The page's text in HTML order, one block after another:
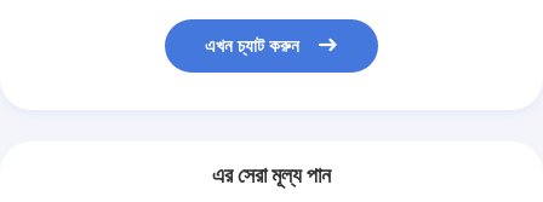
এখন চ্যাট করুন
এর সেরা মূল্য পান